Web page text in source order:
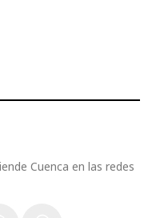
Cuenca en las redes